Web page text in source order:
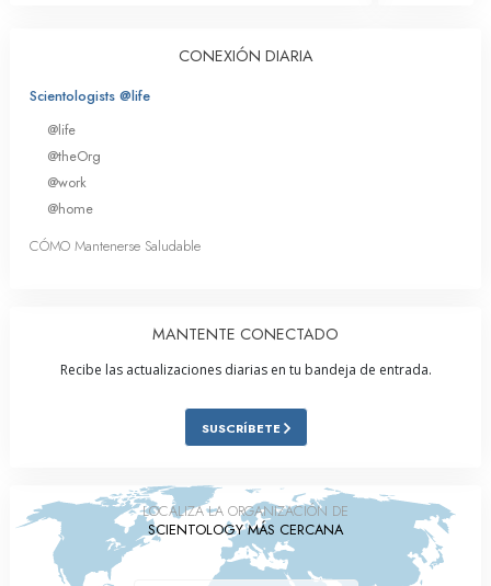
CONEXIÓN DIARIA
Scientologists @life
@life
@theOrg
@work
@home
CÓMO Mantenerse Saludable
MANTENTE CONECTADO
Recibe las actualizaciones diarias en tu bandeja de entrada.
SUSCRÍBETE
LOCALIZA LA ORGANIZACIÓN DE
SCIENTOLOGY MÁS CERCANA